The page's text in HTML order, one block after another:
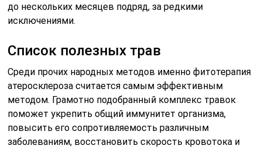
до нескольких месяцев подряд, за редкими
исключениями.
Список полезных трав
Среди прочих народных методов именно фитотерапия
атеросклероза считается самым эффективным
методом. Грамотно подобранный комплекс травок
поможет укрепить общий иммунитет организма,
повысить его сопротивляемость различным
заболеваниям, восстановить скорость кровотока и